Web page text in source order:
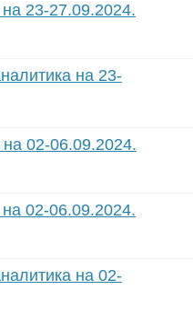
23-27.09.2024.
на 23-
02-06.09.2024.
02-06.09.2024.
на 02-